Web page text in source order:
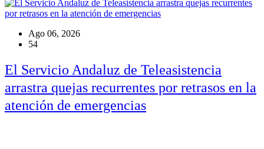
Ago 06, 2026
54
El Servicio Andaluz de Teleasistencia
arrastra quejas recurrentes por retrasos en la
atención de emergencias